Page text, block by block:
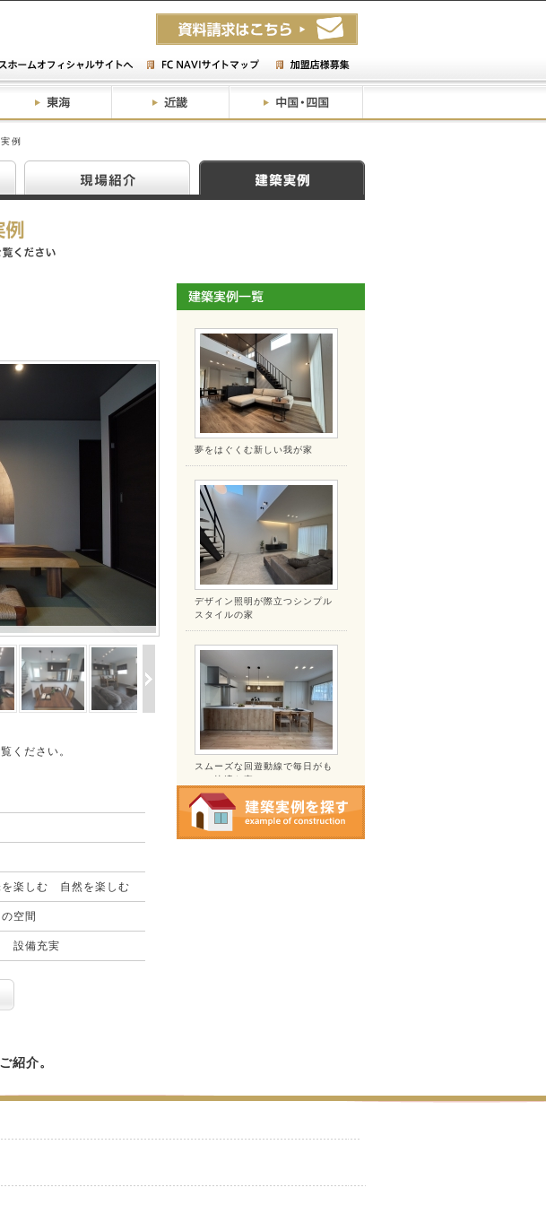
例
ください。
楽しむ 自然を楽しむ
空間
設備充実
夢をはぐくむ新しい我が家
デザイン照明が際立つシンプル
スタイルの家
スムーズな回遊動線で毎日がも
っと快適な家
細部までこだわった長寿命の家
紹介。